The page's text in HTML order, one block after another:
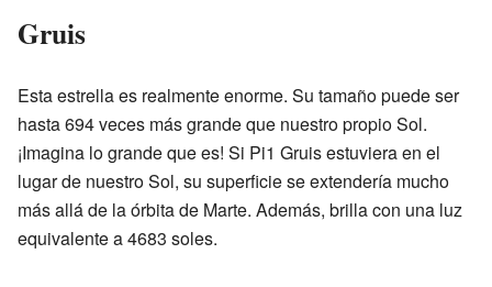
Gruis
Esta estrella es realmente enorme. Su tamaño puede ser
hasta 694 veces más grande que nuestro propio Sol.
¡Imagina lo grande que es! Si Pi1 Gruis estuviera en el
lugar de nuestro Sol, su superficie se extendería mucho
más allá de la órbita de Marte. Además, brilla con una luz
equivalente a 4683 soles.